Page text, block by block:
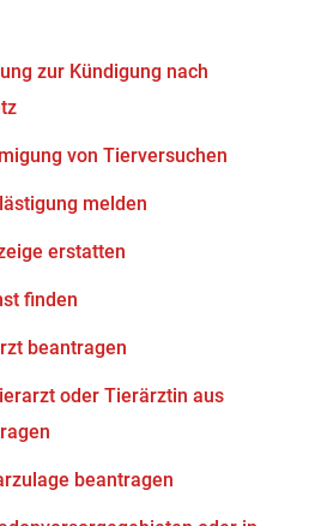
zur Kündigung nach
von Tierversuchen
melden
erstatten
finden
beantragen
oder Tierärztin aus
beantragen